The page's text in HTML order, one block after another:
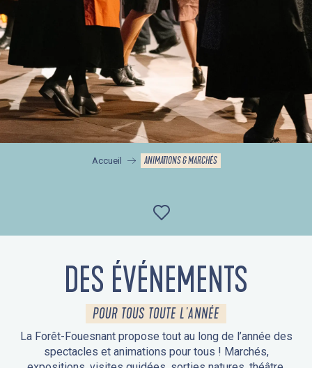
Accueil ANIMATIONS & MARCHÉS
Ajouter aux
DES ÉVÉNEMENTS
POUR TOUS TOUTE L'ANNÉE
La Forêt-Fouesnant propose tout au long de l’année des
spectacles et animations pour tous ! Marchés,